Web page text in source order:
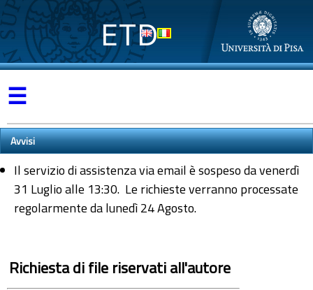
ETD
☰
Avvisi
Il servizio di assistenza via email è sospeso da venerdì
31 Luglio alle 13:30. Le richieste verranno processate
regolarmente da lunedì 24 Agosto.
Richiesta di file riservati all'autore